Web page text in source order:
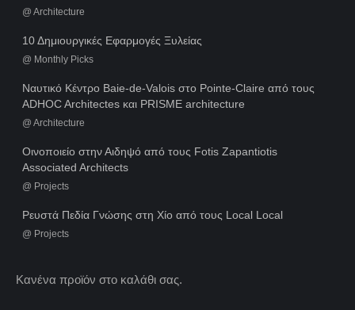
@ Architecture
10 Δημιουργικές Εφαρμογές Ξυλείας
@ Monthly Picks
Ναυτικό Κέντρο Baie-de-Valois στο Pointe-Claire από τους
ADHOC Architectes και PRISME architecture
@ Architecture
Οινοποιείο στην Αιδηψό από τους Fotis Zapantiotis
Associated Architects
@ Projects
Ρευστά Πεδία Γνώσης στη Χίο από τους Local Local
@ Projects
Κανένα προϊόν στο καλάθι σας.